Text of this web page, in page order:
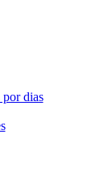
por dias